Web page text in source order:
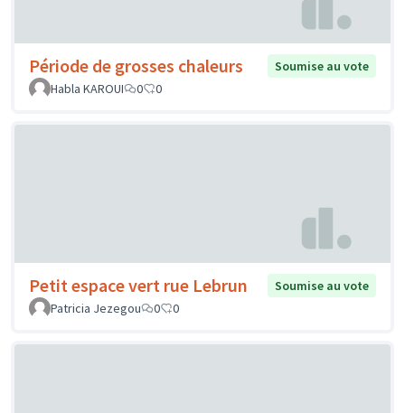
Période de grosses chaleurs
Soumise au vote
Habla KAROUI
0 0
Petit espace vert rue Lebrun
Soumise au vote
Patricia Jezegou
0 0